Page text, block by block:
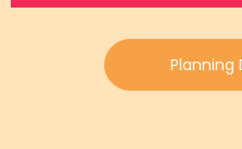
Planning